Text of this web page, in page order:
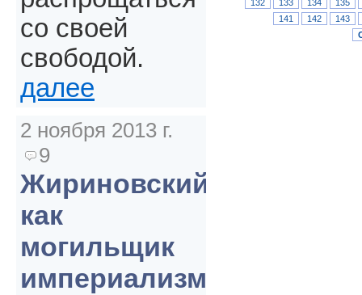
132
133 134
135
141
142
143
со своей
свободой.
далее
2 ноября 2013 г.
9
Жириновский
как
могильщик
империализма